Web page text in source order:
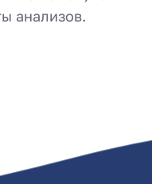
анализов.